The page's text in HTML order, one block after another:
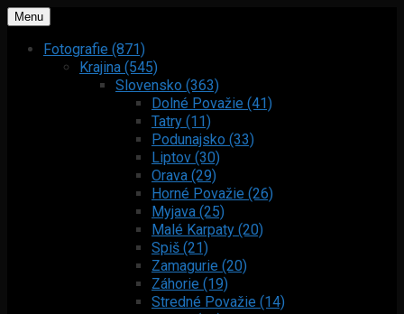
Menu
Fotografie (871)
Krajina (545)
Slovensko (363)
Dolné Považie (41)
Tatry (11)
Podunajsko (33)
Liptov (30)
Orava (29)
Horné Považie (26)
Myjava (25)
Malé Karpaty (20)
Spiš (21)
Zamagurie (20)
Záhorie (19)
Stredné Považie (14)